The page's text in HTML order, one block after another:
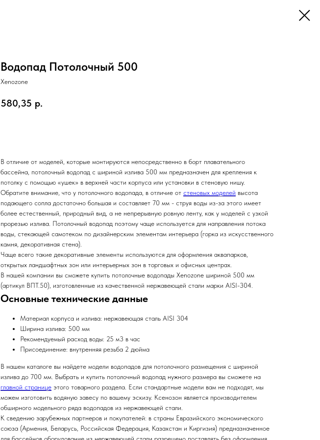
Водопад Потолочный 500
Xenozone
580,35 р.
В отличие от моделей, которые монтируются непосредственно в борт плавательного
бассейна, потолочный водопад с шириной излива 500 мм предназначен для крепления к
потолку с помощью «ушек» в верхней части корпуса или установки в стеновую нишу.
Обратите внимание, что у потолочного водопада, в отличие от стеновых моделей высота
подающего сопла достаточно большая и составляет 70 мм - струя воды из-за этого имеет
более естественный, природный вид, а не непрерывную ровную ленту, как у моделей с узкой
прорезью излива. Потолочный водопад поэтому чаще используется для направления потока
воды, стекающей самотеком по дизайнерским элементам интерьера (горка из искусственного
камня, декоративная стена).
Чаще всего такие декоративные элементы используются для оформления аквапарков,
открытых ландшафтных зон или интерьерных зон в торговых и офисных центрах.
В нашей компании вы сможете купить потолочные водопады Xenozone шириной 500 мм
(артикул ВПТ.50), изготовленные из качественной нержавеющей стали марки AISI-304.
Основные технические данные
Материал корпуса и излива: нержавеющая сталь AISI 304
Ширина излива: 500 мм
Рекомендуемый расход воды: 25 м3 в час
Присоединение: внутренняя резьба 2 дюйма
В нашем каталоге вы найдете модели водопадов для потолочного размещения с шириной
излива до 700 мм. Выбрать и купить потолочный водопад нужного размера вы сможете на
главной странице этого товарного раздела. Если стандартные модели вам не подходят, мы
можем изготовить водяную завесу по вашему эскизу. Ксенозон является производителем
обширного модельного ряда водопадов из нержавеющей стали.
К сведению зарубежных партнеров и покупателей: в страны Евразийского экономического
союза (Армения, Беларусь, Российская Федерация, Казахстан и Киргизия) предназначенное